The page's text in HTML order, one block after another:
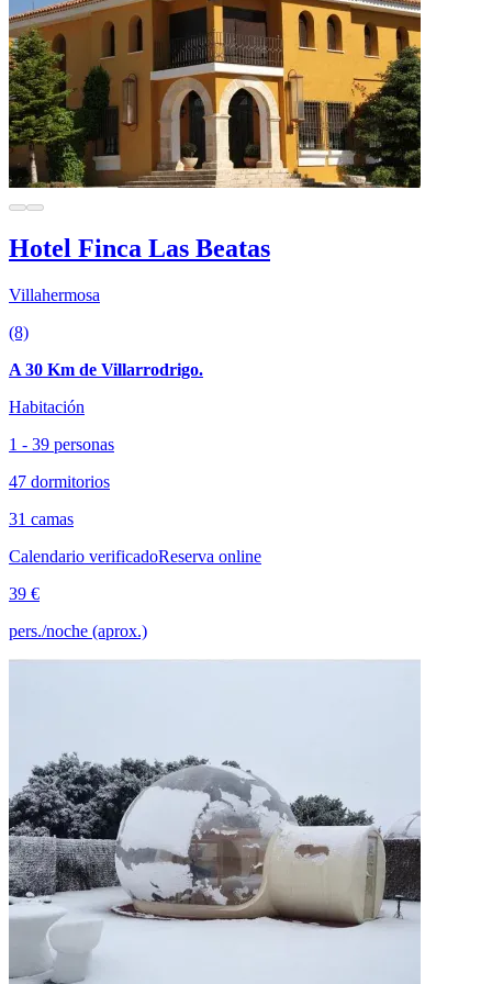
Hotel Finca Las Beatas
Villahermosa
(8)
A 30 Km de Villarrodrigo.
Habitación
1 - 39 personas
47 dormitorios
31 camas
Calendario verificadoReserva online
39 €
pers./noche (aprox.)